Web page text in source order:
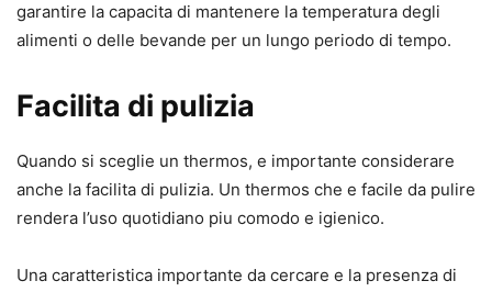
garantire la capacita di mantenere la temperatura degli
alimenti o delle bevande per un lungo periodo di tempo.
Facilita di pulizia
Quando si sceglie un thermos, e importante considerare
anche la facilita di pulizia. Un thermos che e facile da pulire
rendera l’uso quotidiano piu comodo e igienico.
Una caratteristica importante da cercare e la presenza di